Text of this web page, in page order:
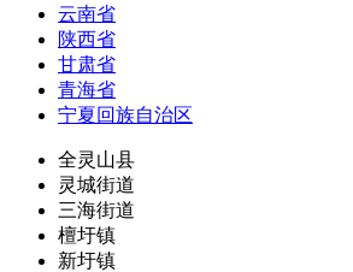
云南省
陕西省
甘肃省
青海省
宁夏回族自治区
全灵山县
灵城街道
三海街道
檀圩镇
新圩镇